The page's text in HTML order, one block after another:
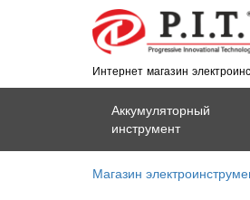
Интернет магазин
Аккумуляторный
инструмент
Магазин